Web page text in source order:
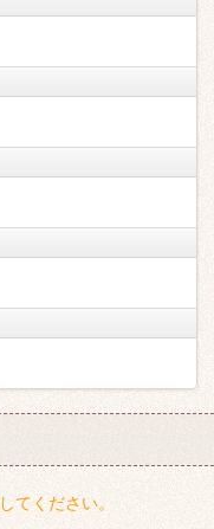
てください。